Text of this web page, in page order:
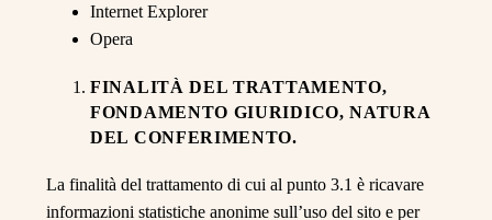
Internet Explorer
Opera
FINALITÀ DEL TRATTAMENTO,
FONDAMENTO GIURIDICO, NATURA
DEL CONFERIMENTO.
La finalità del trattamento di cui al punto 3.1 è ricavare
informazioni statistiche anonime sull’uso del sito e per